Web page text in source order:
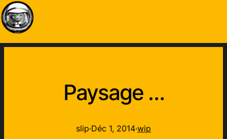
Paysage …
slip·Déc 1, 2014·wip